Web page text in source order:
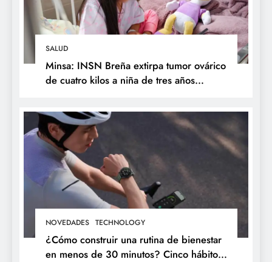
SALUD
Minsa: INSN Breña extirpa tumor ovárico
de cuatro kilos a niña de tres años
NOVEDADES TECHNOLOGY
¿Cómo construir una rutina de bienestar
en menos de 30 minutos? Cinco hábitos